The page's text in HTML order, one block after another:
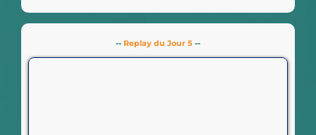
-- Replay du Jour 5 --